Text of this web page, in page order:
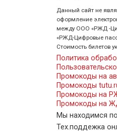
Данный сайт не
оформление
между ООО «РЖД -
«РЖД-Цифровые
Стоимость билетов
Политика
Промокоды на
Промокоды
Промокоды на
Промокоды на
Мы находимся
Тех.поддежка